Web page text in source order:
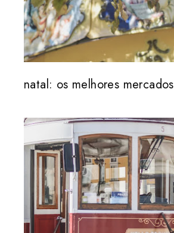
natal: os melhores mercados